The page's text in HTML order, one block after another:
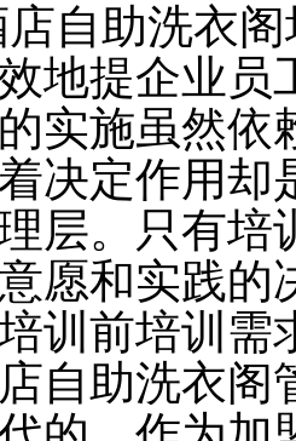
助洗衣阁
地提企业员
实施虽然依
决定作用却
层。只有培
愿和实践的
训前培训需
自助洗衣阁